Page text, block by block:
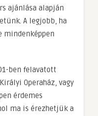
ajánlása alapján
A legjobb, ha
mindenképpen
ben felavatott
Operaház, vagy
érdemes
ma is érezhetjük a